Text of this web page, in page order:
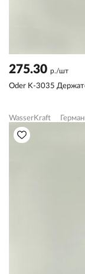
275.30 р./шт
Oder K-3035
WasserKraft